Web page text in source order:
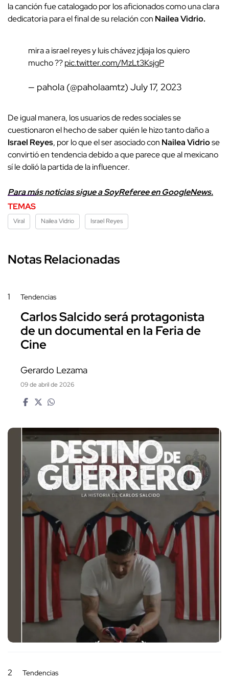
la canción fue catalogado por los aficionados como una clara
dedicatoria para el final de su relación con Nailea Vidrio.
mira a israel reyes y luis chávez jdjaja los quiero
mucho ??pic.twitter.com/MzLt3KsjgP
— pahola (@paholaamtz) July 17, 2023
De igual manera, los usuarios de redes sociales se
cuestionaron el hecho de saber quién le hizo tanto daño a
Israel Reyes, por lo que el ser asociado con Nailea Vidriose
convirtió en tendencia debido a que parece que al mexicano
sí le dolió la partida de la influencer.
Para más noticias sigue a SoyReferee en GoogleNews.
TEMAS
Viral Nailea Vidrio Israel Reyes
Notas Relacionadas
1 Tendencias
Carlos Salcido será protagonista
de un documental en la Feria de
Cine
Gerardo Lezama
09 de abril de 2026
2 Tendencias